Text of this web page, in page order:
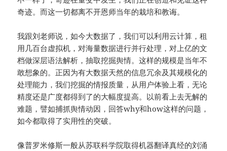
奇迹。而这一切都离不开恩师当年的栽培和教诲。
我跟刘老师说，如今大数据了，我们可以利用云计算，租
用几百台虚拟机，对海量数据进行并行处理，对上亿的文
档做深层语法解析，抽取挖掘舆情。这样的规模是当年不
敢想象的。正因为有大数据天然的信息冗余及其规模化的
处理能力，我们挖掘的情报质量，从用户体验上看，无论
精度还是广度都得到了的大幅度提高。以前看上去无解的
难题，譬如捕抓舆情动因，回答why和how这样的问题，
如今都取得了实用性的突破。
像普罗米修斯一般从苏联科学院取得机器翻译真经的刘涌